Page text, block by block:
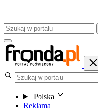
Polska
Reklama